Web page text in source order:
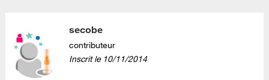
secobe
contributeur
Inscrit le ‎10/11/2014